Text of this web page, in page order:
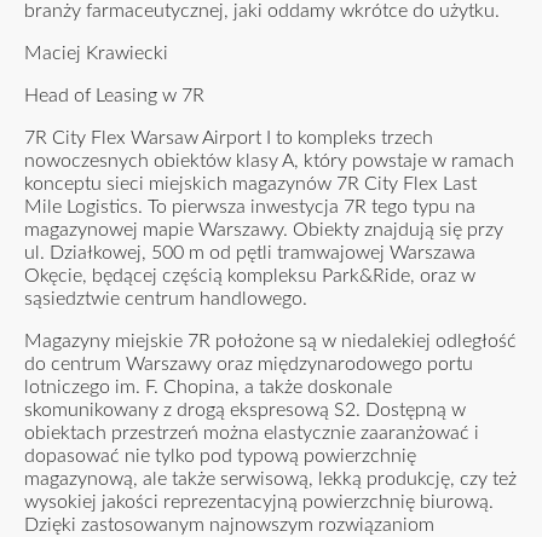
branży farmaceutycznej, jaki oddamy wkrótce do użytku.
Maciej Krawiecki
Head of Leasing w 7R
7R City Flex Warsaw Airport I to kompleks trzech
nowoczesnych obiektów klasy A, który powstaje w ramach
konceptu sieci miejskich magazynów 7R City Flex Last
Mile Logistics. To pierwsza inwestycja 7R tego typu na
magazynowej mapie Warszawy. Obiekty znajdują się przy
ul. Działkowej, 500 m od pętli tramwajowej Warszawa
Okęcie, będącej częścią kompleksu Park&Ride, oraz w
sąsiedztwie centrum handlowego.
Magazyny miejskie 7R położone są w niedalekiej odległość
do centrum Warszawy oraz międzynarodowego portu
lotniczego im. F. Chopina, a także doskonale
skomunikowany z drogą ekspresową S2. Dostępną w
obiektach przestrzeń można elastycznie zaaranżować i
dopasować nie tylko pod typową powierzchnię
magazynową, ale także serwisową, lekką produkcję, czy też
wysokiej jakości reprezentacyjną powierzchnię biurową.
Dzięki zastosowanym najnowszym rozwiązaniom